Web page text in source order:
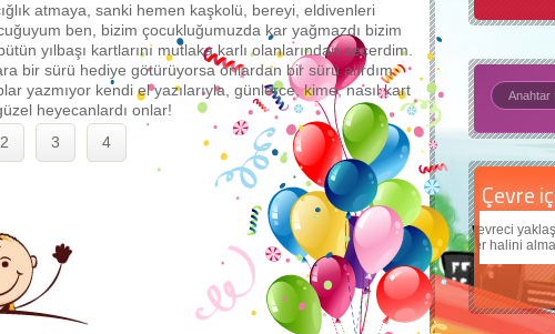
atmaya, sanki hemen kaşkolü, bereyi, eldivenleri
ben, bizim çocukluğumuzda kar yağmazdı bizim
yılbaşı kartlarını mutlaka karlı olanlarından seçerdim.
bir sürü hediye götürüyorsa onlardan bir sürü alırdım.
yazmıyor kendi el yazılarıyla, günlerce, kime, nasıl kart
heyecanlardı onlar!
2 3 4
Çevre için 5 basit öneri
Çevreci yaklaşımlar
sayesinde dünyanın daha iyi bir
yer halini alması mümkün.
Daha